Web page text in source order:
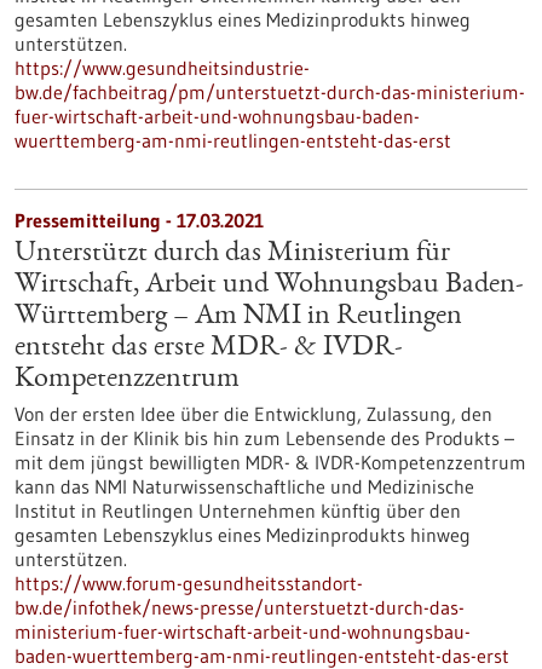
gesamten Lebenszyklus eines Medizinprodukts hinweg
unterstützen.
https://www.gesundheitsindustrie-
bw.de/fachbeitrag/pm/unterstuetzt-durch-das-ministerium-
fuer-wirtschaft-arbeit-und-wohnungsbau-baden-
wuerttemberg-am-nmi-reutlingen-entsteht-das-erst
Pressemitteilung - 17.03.2021
Unterstützt durch das Ministerium für
Wirtschaft, Arbeit und Wohnungsbau Baden-
Württemberg – Am NMI in Reutlingen
entsteht das erste MDR- & IVDR-
Kompetenzzentrum
Von der ersten Idee über die Entwicklung, Zulassung, den
Einsatz in der Klinik bis hin zum Lebensende des Produkts –
mit dem jüngst bewilligten MDR- & IVDR-Kompetenzzentrum
kann das NMI Naturwissenschaftliche und Medizinische
Institut in Reutlingen Unternehmen künftig über den
gesamten Lebenszyklus eines Medizinprodukts hinweg
unterstützen.
https://www.forum-gesundheitsstandort-
bw.de/infothek/news-presse/unterstuetzt-durch-das-
ministerium-fuer-wirtschaft-arbeit-und-wohnungsbau-
baden-wuerttemberg-am-nmi-reutlingen-entsteht-das-erst